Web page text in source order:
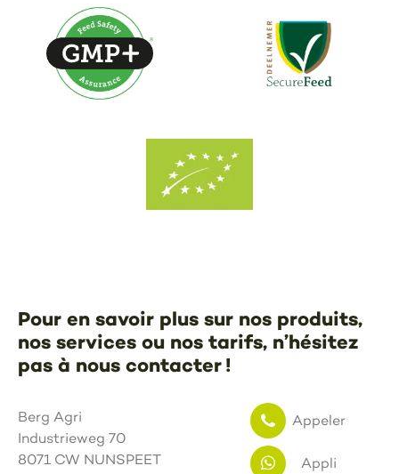
Pour en savoir plus sur nos produits,
nos services ou nos tarifs, n’hésitez
pas à nous contacter !
Berg Agri
Industrieweg 70
8071 CW NUNSPEET
Appeler
Appli